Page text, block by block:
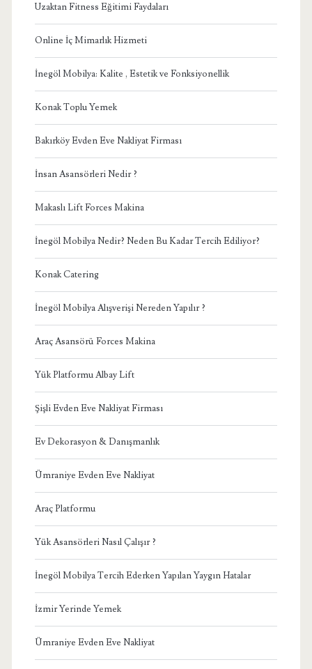
Uzaktan Fitness Eğitimi Faydaları
Online İç Mimarlık Hizmeti
İnegöl Mobilya: Kalite , Estetik ve Fonksiyonellik
Konak Toplu Yemek
Bakırköy Evden Eve Nakliyat Firması
İnsan Asansörleri Nedir ?
Makaslı Lift Forces Makina
İnegöl Mobilya Nedir? Neden Bu Kadar Tercih Ediliyor?
Konak Catering
İnegöl Mobilya Alışverişi Nereden Yapılır ?
Araç Asansörü Forces Makina
Yük Platformu Albay Lift
Şişli Evden Eve Nakliyat Firması
Ev Dekorasyon & Danışmanlık
Ümraniye Evden Eve Nakliyat
Araç Platformu
Yük Asansörleri Nasıl Çalışır ?
İnegöl Mobilya Tercih Ederken Yapılan Yaygın Hatalar
İzmir Yerinde Yemek
Ümraniye Evden Eve Nakliyat